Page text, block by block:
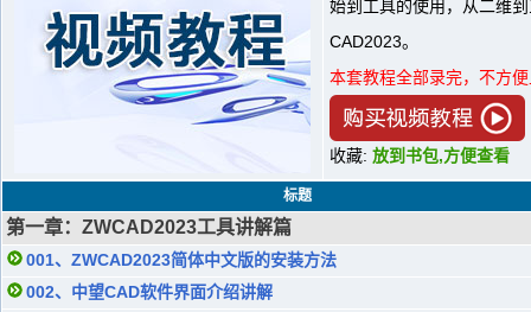
始到工具的使用，从二维
CAD2023。
本套教程全部录完，不方
收藏: 放到书包,方便查看
标题
第一章：ZWCAD2023工具讲解篇
001、ZWCAD2023简体中文版的安装方法
002、中望CAD软件界面介绍讲解